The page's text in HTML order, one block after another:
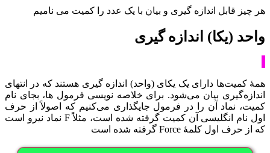
هر چیز قابل اندازه گیری و بیان با یک عدد را کمیت می نامیم
واحد (یکا) اندازه گیری
همۀ کمیت‌ها دارای یک یکای (واحد) اندازه گیری هستند که در انتهای
اندازه‌گیری بیان می‌شود. برای خلاصه نویسی فرمول ها، بجای نام
کمیت، نماد آن را در فرمول جایگذاری می‌کنیم که اصولاً از حرف
اول نام انگلیسی آن کمیت گرفته شده است، مثلاً F نماد نیرو است
که از حرف اول کلمۀ Force گرفته شده است